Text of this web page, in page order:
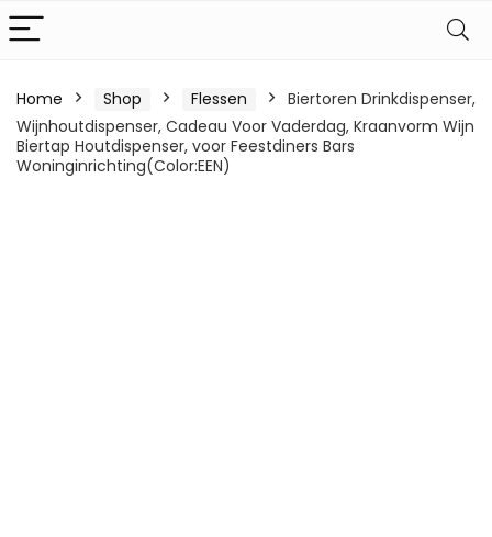
Home Shop Flessen
Biertoren Drinkdispenser,
Wijnhoutdispenser, Cadeau Voor Vaderdag, Kraanvorm Wijn
Biertap Houtdispenser, voor Feestdiners Bars
Woninginrichting(Color:EEN)